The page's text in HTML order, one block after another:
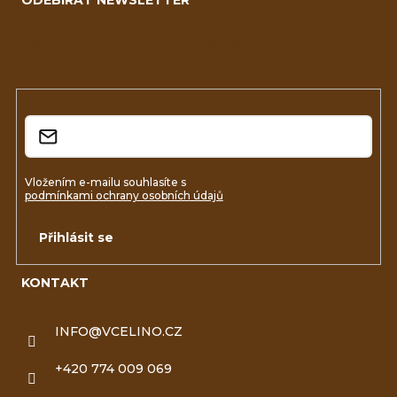
KONTAKT
INFO@VCELINO.CZ
+420 774 009 069
Vložením e-mailu souhlasíte s
podmínkami ochrany osobních údajů
Přihlásit se